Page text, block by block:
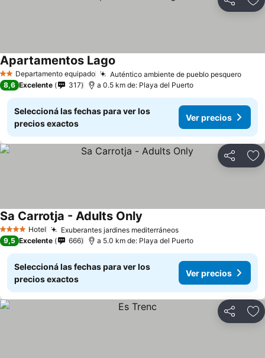
Compartir
2 EstrellasDepartamento equipado Auténtico ambiente de pueblo pesquero
Apartamentos Lago
8,6 Excelente 317 a 0.5 km de: Playa del Puerto
Seleccioná las fechas para ver los
precios exactos
Ver precios
Compartir
4 EstrellasHotel Exuberantes jardines mediterráneos
Sa Carrotja - Adults Only
9,5 Excelente 666 a 5.0 km de: Playa del Puerto
Seleccioná las fechas para ver los
precios exactos
Ver precios
Compartir